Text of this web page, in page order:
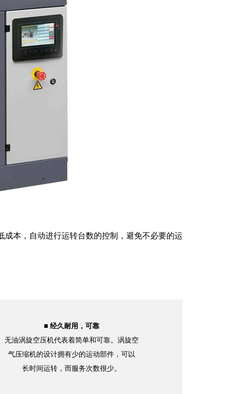
本，自动进行运转台数的控制，避免不必要的运
■ 经久耐用，可靠
无油涡旋空压机代表着简单和可靠。涡旋空
气压缩机的设计拥有少的运动部件，可以
长时间运转，而服务次数很少。